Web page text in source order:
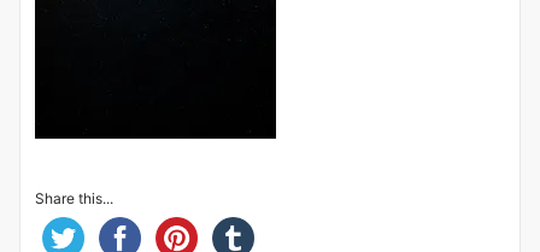
Share this...